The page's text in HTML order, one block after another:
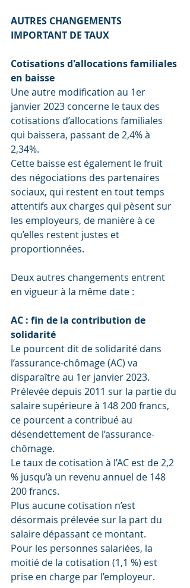
AUTRES CHANGEMENTS
IMPORTANT DE TAUX
Cotisations d'allocations familiales
en baisse
Une autre modification au 1er
janvier 2023 concerne le taux des
cotisations d’allocations familiales
qui baissera, passant de 2,4% à
2,34%.
Cette baisse est également le fruit
des négociations des partenaires
sociaux, qui restent en tout temps
attentifs aux charges qui pèsent sur
les employeurs, de manière à ce
qu’elles restent justes et
proportionnées.
Deux autres changements entrent
en vigueur à la même date :
AC : fin de la contribution de
solidarité
Le pourcent dit de solidarité dans
l’assurance-chômage (AC) va
disparaître au 1er janvier 2023.
Prélevée depuis 2011 sur la partie du
salaire supérieure à 148 200 francs,
ce pourcent a contribué au
désendettement de l’assurance-
chômage.
Le taux de cotisation à l’AC est de 2,2
% jusqu’à un revenu annuel de 148
200 francs.
Plus aucune cotisation n’est
désormais prélevée sur la part du
salaire dépassant ce montant.
Pour les personnes salariées, la
moitié de la cotisation (1,1 %) est
prise en charge par l’employeur.